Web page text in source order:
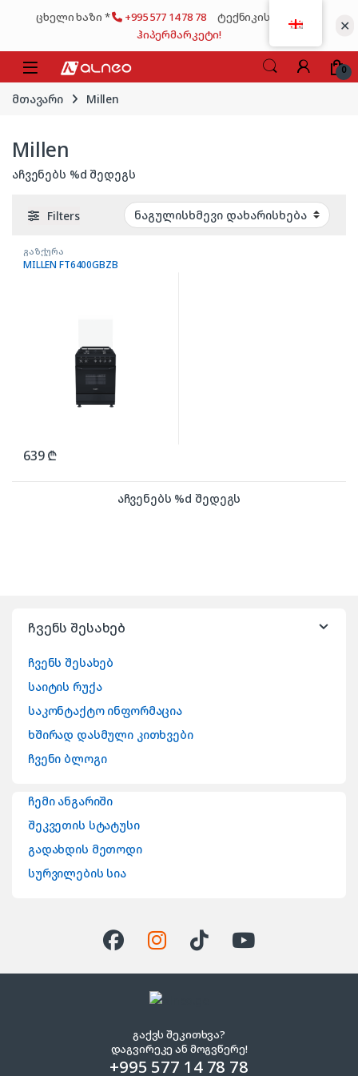
ცხელი ხაზი * +995 577 14 78 78
ტექნიკის მსხვილი
ჰიპერმარკეტი!
✕
0
მთავარი Millen
Millen
აჩვენებს %d შედეგს
Filters
გაზქურა
MILLEN FT6400GBZB
639₾
აჩვენებს %d შედეგს
ჩვენს შესახებ
ჩვენს შესახებ
საიტის რუქა
საკონტაქტო ინფორმაცია
ხშირად დასმული კითხვები
ჩვენი ბლოგი
ჩემი ანგარიში
შეკვეთის სტატუსი
გადახდის მეთოდი
სურვილების სია
გაქვს შეკითხვა?
დაგვირეკე ან მოგვწერე!
+995 577 14 78 78